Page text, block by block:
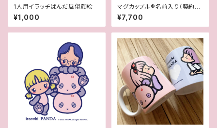
1人用イラッチぱんだ風似顔絵
¥1,000
マグカップル®︎名前入り（契約書
付き世界に一つオリジナルペア
マグカップ）
¥7,700